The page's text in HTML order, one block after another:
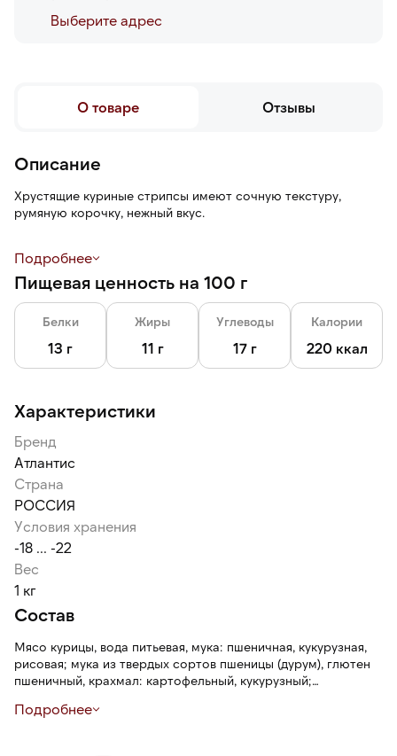
Выберите адреc
О товаре Отзывы
Описание
Хрустящие куриные стрипсы имеют сочную текстуру,
румяную корочку, нежный вкус.
различными соусами.
Рекомендуем обжаривать во фритюрном масле при
температуре 180°С в течение 3 минут 30 секунд.
Большая упаковка позволит долго расходовать продукт.
Подробнее
Пищевая ценность на 100 г
Белки
13 г
Жиры
11 г
Углеводы
17 г
Калории
220 ккал
Характеристики
Бренд
Атлантис
Страна
РОССИЯ
Условия хранения
-18 ... -22
Вес
1 кг
Состав
Мясо курицы, вода питьевая, мука: пшеничная, кукурузная,
рисовая; мука из твердых сортов пшеницы (дурум), глютен
пшеничный, крахмал: картофельный, кукурузный;
подсолнечное, антиокислитель токоферолы, концентрат
Подробнее